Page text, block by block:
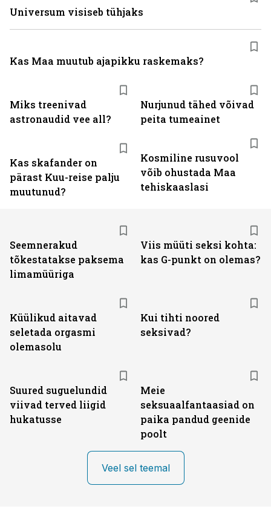
Miks treenivad
astronaudid vee all?
Nurjunud tähed võivad
peita tumeainet
Kas skafander on
pärast Kuu-reise palju
muutunud?
Kosmiline rusuvool
võib ohustada Maa
tehiskaaslasi
Universum visiseb tühjaks
Kas Maa muutub ajapikku raskemaks?
Seemnerakud
tõkestatakse paksema
limamüüriga
Viis müüti seksi kohta:
kas G-punkt on olemas?
Küülikud aitavad
seletada orgasmi
olemasolu
Kui tihti noored
seksivad?
Suured suguelundid
viivad terved liigid
hukatusse
Meie
seksuaalfantaasiad on
paika pandud geenide
poolt
Veel sel teemal